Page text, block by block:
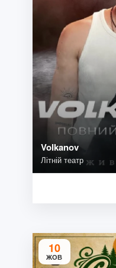
Volkanov
Літній театр
10
ЖОВ